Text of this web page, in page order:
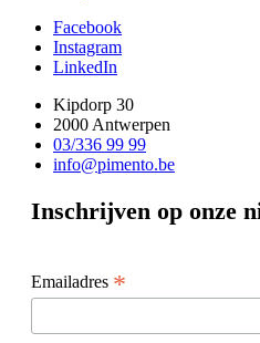
Facebook
Instagram
LinkedIn
Kipdorp 30
2000 Antwerpen
03/336 99 99
info@pimento.be
Inschrijven op onze
Emailadres *